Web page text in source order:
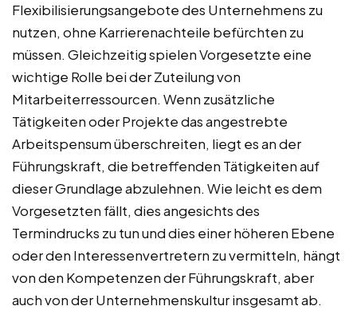
Flexibilisierungsangebote des Unternehmens zu
nutzen, ohne Karrierenachteile befürchten zu
müssen. Gleichzeitig spielen Vorgesetzte eine
wichtige Rolle bei der Zuteilung von
Mitarbeiterressourcen. Wenn zusätzliche
Tätigkeiten oder Projekte das angestrebte
Arbeitspensum überschreiten, liegt es an der
Führungskraft, die betreffenden Tätigkeiten auf
dieser Grundlage abzulehnen. Wie leicht es dem
Vorgesetzten fällt, dies angesichts des
Termindrucks zu tun und dies einer höheren Ebene
oder den Interessenvertretern zu vermitteln, hängt
von den Kompetenzen der Führungskraft, aber
auch von der Unternehmenskultur insgesamt ab.